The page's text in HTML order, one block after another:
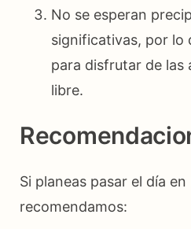
No se esperan
significativas, por lo
para disfrutar de las
libre.
Si planeas pasar el día
recomendamos: